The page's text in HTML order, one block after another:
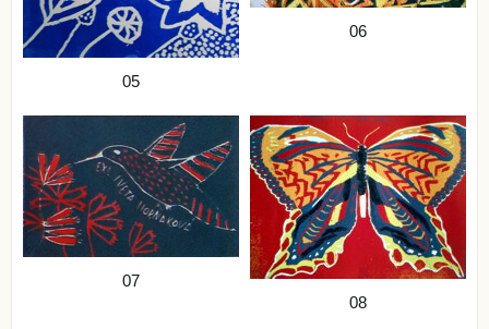
05
06
07
08